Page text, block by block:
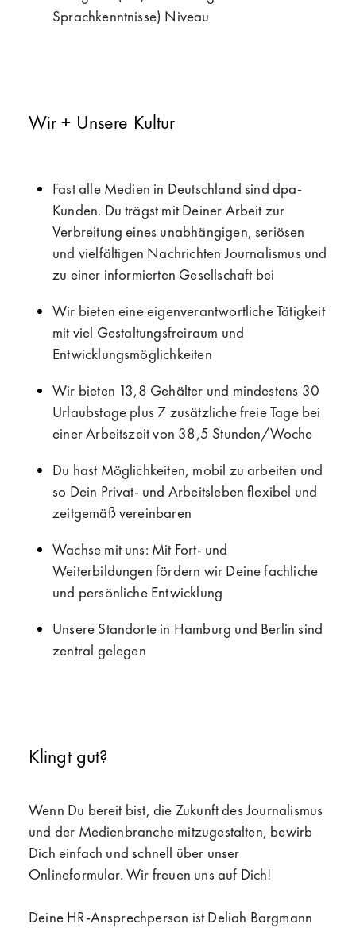
Sprachkenntnisse) Niveau
Wir + Unsere Kultur
Fast alle Medien in Deutschland sind dpa-
Kunden. Du trägst mit Deiner Arbeit zur
Verbreitung eines unabhängigen, seriösen
und vielfältigen Nachrichten Journalismus und
zu einer informierten Gesellschaft bei
Wir bieten eine eigenverantwortliche Tätigkeit
mit viel Gestaltungsfreiraum und
Entwicklungsmöglichkeiten
Wir bieten 13,8 Gehälter und mindestens 30
Urlaubstage plus 7 zusätzliche freie Tage bei
einer Arbeitszeit von 38,5 Stunden/Woche
Du hast Möglichkeiten, mobil zu arbeiten und
so Dein Privat- und Arbeitsleben flexibel und
zeitgemäß vereinbaren
Wachse mit uns: Mit Fort- und
Weiterbildungen fördern wir Deine fachliche
und persönliche Entwicklung
Unsere Standorte in Hamburg und Berlin sind
zentral gelegen
Klingt gut?
Wenn Du bereit bist, die Zukunft des Journalismus
und der Medienbranche mitzugestalten, bewirb
Dich einfach und schnell über unser
Onlineformular. Wir freuen uns auf Dich!
Deine HR-Ansprechperson ist Deliah Bargmann